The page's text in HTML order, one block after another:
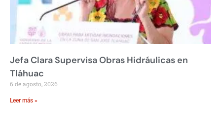
Jefa Clara Supervisa Obras Hidráulicas en
Tláhuac
6 de agosto, 2026
Leer más »